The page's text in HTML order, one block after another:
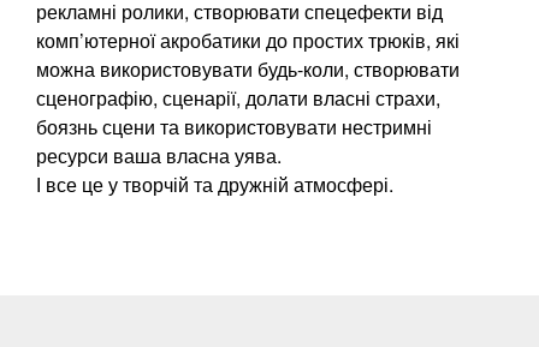
рекламні ролики, створювати спецефекти від
комп’ютерної акробатики до простих трюків, які
можна використовувати будь-коли, створювати
сценографію, сценарії, долати власні страхи,
боязнь сцени та використовувати нестримні
ресурси ваша власна уява.
І все це у творчій та дружній атмосфері.